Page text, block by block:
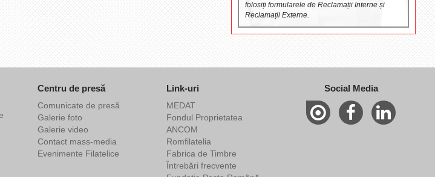
folosiți formularele de Reclamații Interne și
Reclamații Externe.
Centru de presă
Comunicate de presă
Galerie foto
Galerie video
Contact mass-media
Evenimente Filatelice
Link-uri
MEDAT
Fondul Proprietatea
ANCOM
Romfilatelia
Fabrica de Timbre
Întrebări frecvente
Social Media